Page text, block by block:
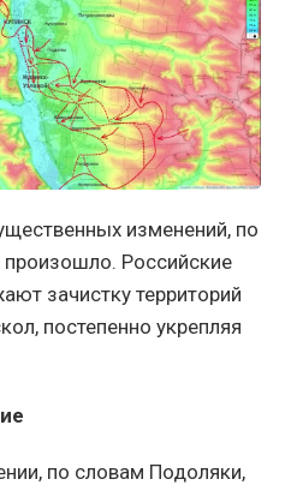
изменений, по
произошло. Российские
зачистку территорий
постепенно укрепляя
по словам Подоляки,